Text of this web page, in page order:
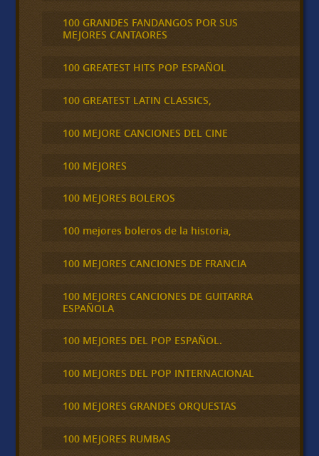
100 GRANDES FANDANGOS POR SUS
MEJORES CANTAORES
100 GREATEST HITS POP ESPAÑOL
100 GREATEST LATIN CLASSICS,
100 MEJORE CANCIONES DEL CINE
100 MEJORES
100 MEJORES BOLEROS
100 mejores boleros de la historia,
100 MEJORES CANCIONES DE FRANCIA
100 MEJORES CANCIONES DE GUITARRA
ESPAÑOLA
100 MEJORES DEL POP ESPAÑOL.
100 MEJORES DEL POP INTERNACIONAL
100 MEJORES GRANDES ORQUESTAS
100 MEJORES RUMBAS